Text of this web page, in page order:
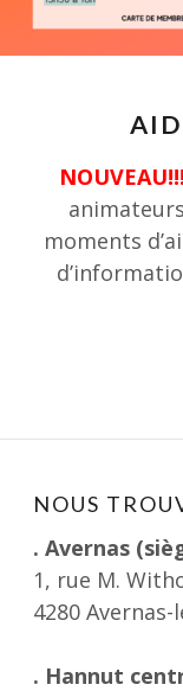
moments
NOUS
. Avernas
1, rue M.
4280
. Hannut